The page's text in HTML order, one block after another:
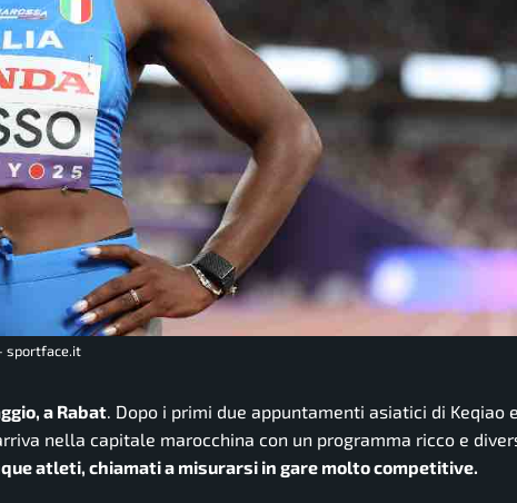
sportface.it
a Rabat. Dopo i primi due appuntamenti asiatici di Keqiao e
nella capitale marocchina con un programma ricco e
atleti, chiamati a misurarsi in gare molto competitive.